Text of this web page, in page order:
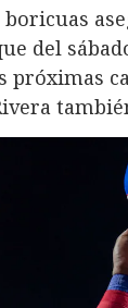
del
próximas